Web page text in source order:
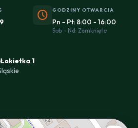
schedule GODZINY OTWARCIA
Pn - Pt: 8:00 - 16:00
Sob - Nd: Zamknięte
Łokietka 1